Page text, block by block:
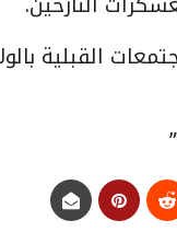
القبلية